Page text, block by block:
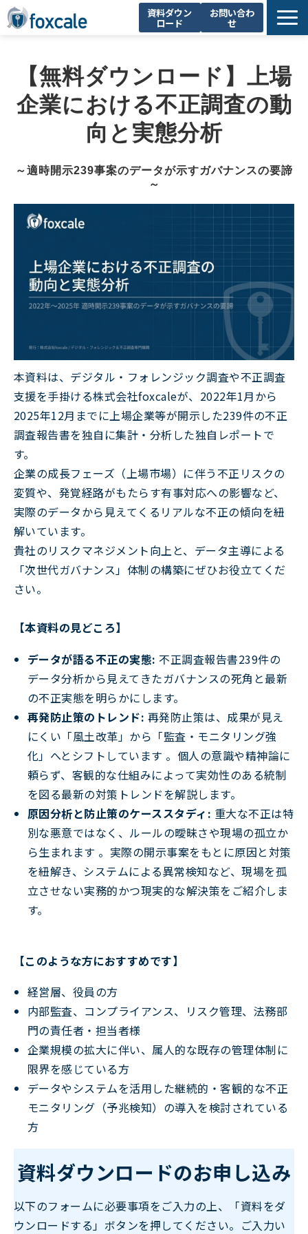
資料ダウン
ロード
お問い合わ
せ
製品一覧
不正調査支援
お知らせ
セミナー・イベント
コラム
【無料ダウンロード】上場
企業における不正調査の動
向と実態分析
～適時開示239事案のデータが示すガバナンスの要諦
～
本資料は、デジタル・フォレンジック調査や不正調査
支援を手掛ける株式会社foxcaleが、2022年1月から
2025年12月までに上場企業等が開示した239件の不正
調査報告書を独自に集計・分析した独自レポートで
す。
企業の成長フェーズ（上場市場）に伴う不正リスクの
変質や、発覚経路がもたらす有事対応への影響など、
実際のデータから見えてくるリアルな不正の傾向を紐
解いています。
貴社のリスクマネジメント向上と、データ主導による
「次世代ガバナンス」体制の構築にぜひお役立てくだ
さい。
【本資料の見どころ】
データが語る不正の実態: 不正調査報告書239件の
データ分析から見えてきたガバナンスの死角と最新
の不正実態を明らかにします。
再発防止策のトレンド: 再発防止策は、成果が見え
にくい「風土改革」から「監査・モニタリング強
化」へとシフトしています 。個人の意識や精神論に
頼らず、客観的な仕組みによって実効性のある統制
を図る最新の対策トレンドを解説します。
原因分析と防止策のケーススタディ: 重大な不正は特
別な悪意ではなく、ルールの曖昧さや現場の孤立か
ら生まれます 。実際の開示事案をもとに原因と対策
を紐解き、システムによる異常検知など、現場を孤
立させない実務的かつ現実的な解決策をご紹介しま
す。
【このような方におすすめです】
経営層、役員の方
内部監査、コンプライアンス、リスク管理、法務部
門の責任者・担当者様
企業規模の拡大に伴い、属人的な既存の管理体制に
限界を感じている方
データやシステムを活用した継続的・客観的な不正
モニタリング（予兆検知）の導入を検討されている
方
資料ダウンロードのお申し込み
以下のフォームに必要事項をご入力の上、「資料をダ
ウンロードする」ボタンを押してください。ご入力い